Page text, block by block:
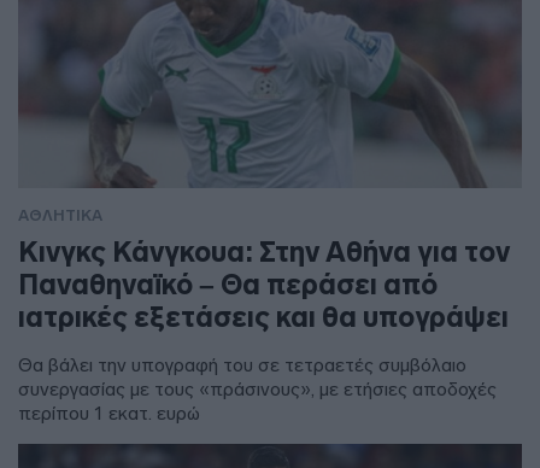
ΑΘΛΗΤΙΚΑ
Κινγκς Κάνγκουα: Στην Αθήνα για τον
Παναθηναϊκό – Θα περάσει από
ιατρικές εξετάσεις και θα υπογράψει
Θα βάλει την υπογραφή του σε τετραετές συμβόλαιο
συνεργασίας με τους «πράσινους», με ετήσιες αποδοχές
περίπου 1 εκατ. ευρώ